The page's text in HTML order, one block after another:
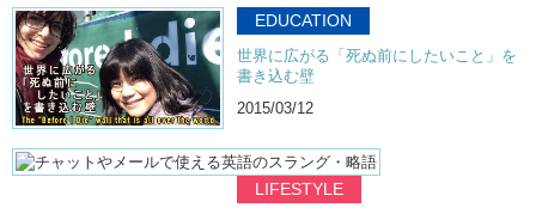
EDUCATION
世界に広がる「死ぬ前にしたいこと」を
書き込む壁
2015/03/12
LIFESTYLE